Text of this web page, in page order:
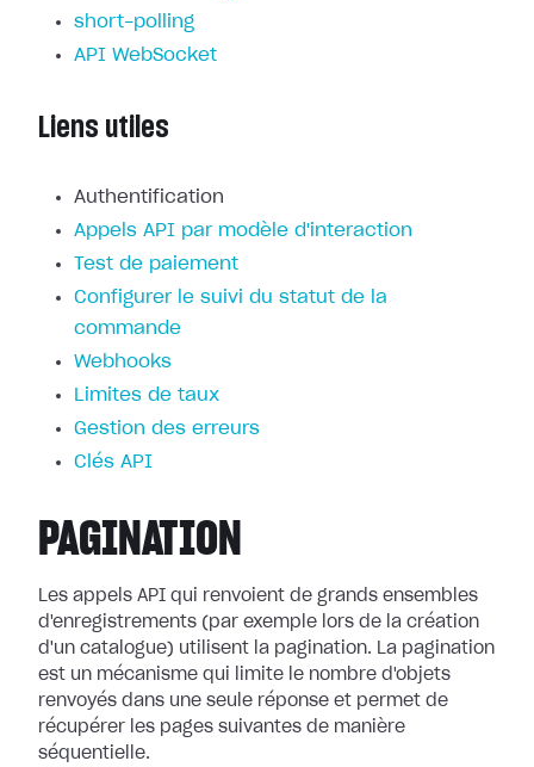
short-polling
API WebSocket
Liens utiles
Authentification
Appels API par modèle d'interaction
Test de paiement
Configurer le suivi du statut de la
commande
Webhooks
Limites de taux
Gestion des erreurs
Clés API
PAGINATION
Les appels API qui renvoient de grands ensembles
d'enregistrements (par exemple lors de la création
d'un catalogue) utilisent la pagination. La pagination
est un mécanisme qui limite le nombre d'objets
renvoyés dans une seule réponse et permet de
récupérer les pages suivantes de manière
séquentielle.